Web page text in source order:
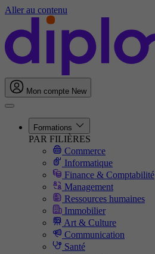
Aller au contenu
Mon compte New
Formations
PAR FILIÈRES
Commerce
Informatique
Finance & Comptabilité
Management
Ressources humaines
Immobilier
Art & Culture
Communication
Santé